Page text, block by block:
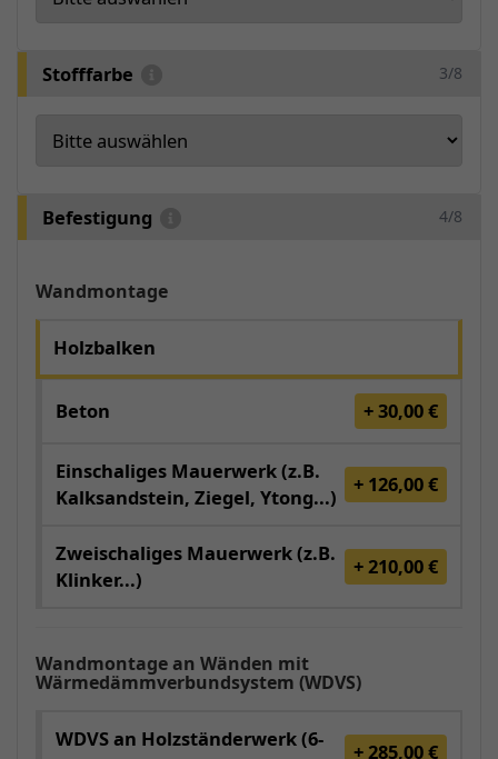
Stofffarbe 3/8
Befestigung 4/8
Wandmontage
Holzbalken
Beton + 30,00 €
Einschaliges Mauerwerk (z.B.
Kalksandstein, Ziegel, Ytong...)
+ 126,00 €
Zweischaliges Mauerwerk (z.B.
Klinker...)
+ 210,00 €
Wandmontage an Wänden mit
Wärmedämmverbundsystem (WDVS)
WDVS an Holzständerwerk (6-
+ 285,00 €